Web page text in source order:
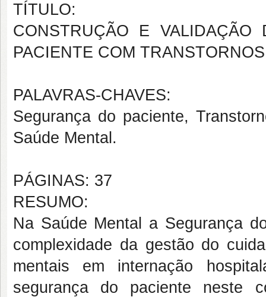
TÍTULO:
CONSTRUÇÃO E
PACIENTE COM
PALAVRAS-CHAVES:
Segurança do paciente,
Saúde Mental.
PÁGINAS: 37
RESUMO:
Na Saúde Mental a Segurança
complexidade da gestão do
mentais em internação
segurança do paciente neste